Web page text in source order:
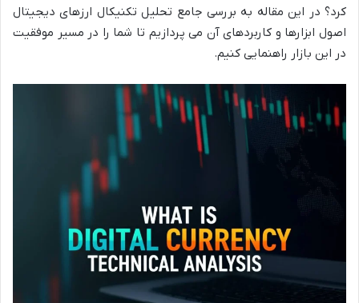
کرد؟ در این مقاله به بررسی جامع تحلیل تکنیکال ارزهای دیجیتال
اصول ابزارها و کاربردهای آن می پردازیم تا شما را در مسیر موفقیت
در این بازار راهنمایی کنیم.